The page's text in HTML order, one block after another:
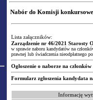
Nabór do Komisji
Lista załączników:
Zarządzenie nr 46/2021 Starosty
w sprawie naboru kandydatów na
prawnej lub świadczenia nieodpłatnego
Ogłoszenie o naborze na
Formularz zgłoszenia kandydata
Informację